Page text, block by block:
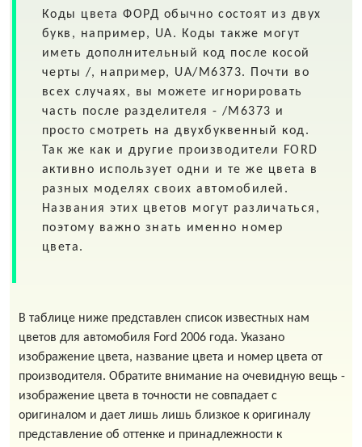
Коды цветаФОРД обычно состоят из двух
букв, например, UA. Коды также могут
иметь дополнительный код после косой
черты /, например, UA/M6373. Почти во
всех случаях, вы можете игнорировать
часть после разделителя - /M6373 и
просто смотреть на двухбуквенный код.
Так же как и другие производители FORD
активно использует одни и те же цвета в
разных моделях своих автомобилей.
Названия этих цветов могут различаться,
поэтому важно знать именно номер
цвета.
В таблице ниже представлен список известных нам
цветов для автомобиля Ford 2006 года. Указано
изображение цвета, название цвета и номер цвета от
производителя. Обратите внимание на очевидную вещь -
изображение цвета в точности не совпадает с
оригиналом и дает лишь лишь близкое к оригиналу
представление об оттенке и принадлежности к